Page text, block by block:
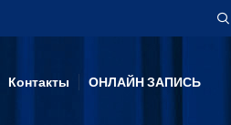
Контакты ОНЛАЙН ЗАПИСЬ